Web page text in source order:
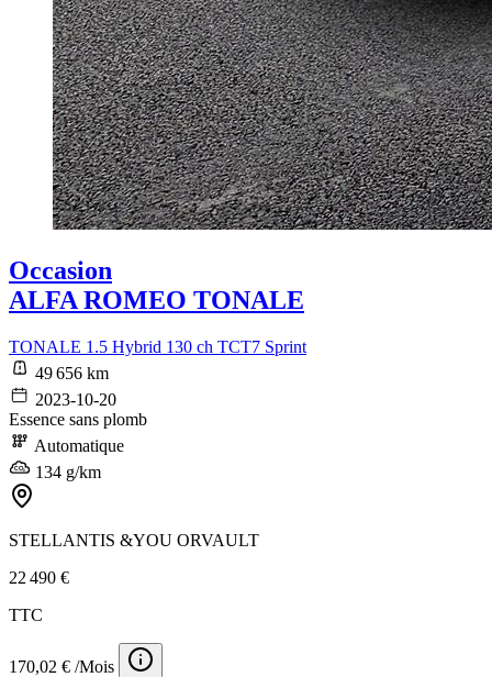
Occasion
ALFA ROMEO TONALE
TONALE 1.5 Hybrid 130 ch TCT7 Sprint
49 656 km
2023-10-20
Essence sans plomb
Automatique
134 g/km
STELLANTIS &YOU ORVAULT
22 490 €
TTC
170,02 € /Mois